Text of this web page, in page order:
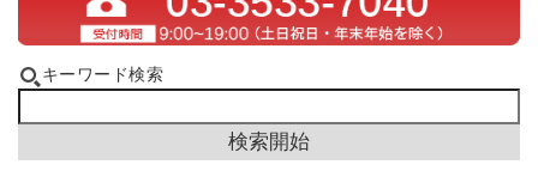
キーワード検索